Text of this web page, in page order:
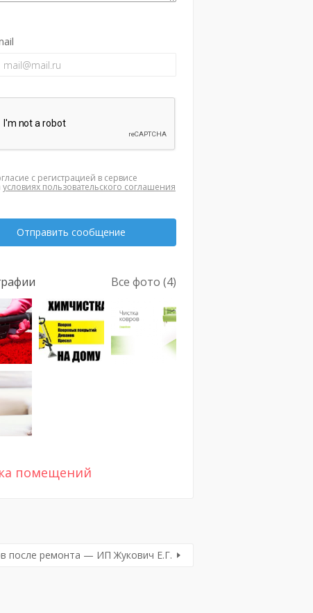
с регистрацией в сервисе
условиях пользовательского соглашения
Отправить сообщение
Все фото (4)
помещений
после ремонта — ИП Жукович Е.Г.